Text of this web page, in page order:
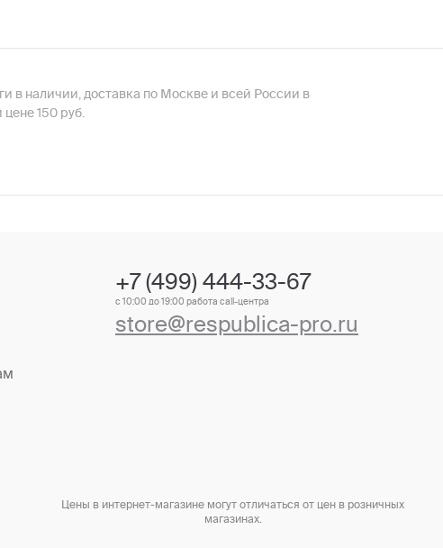
в наличии, доставка по Москве и всей России в
150 руб.
+7 (499) 444-33-67
с 10:00 до 19:00 работа call-центра
store@respublica-pro.ru
Цены в интернет-магазине могут отличаться от цен в розничных
магазинах.